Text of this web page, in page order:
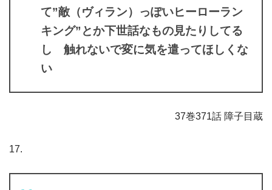
て”敵（ヴィラン）っぽいヒーローラン
キング”とか下世話なもの見たりしてる
し 触れないで変に気を遣ってほしくな
い
37巻371話 障子目蔵
17.